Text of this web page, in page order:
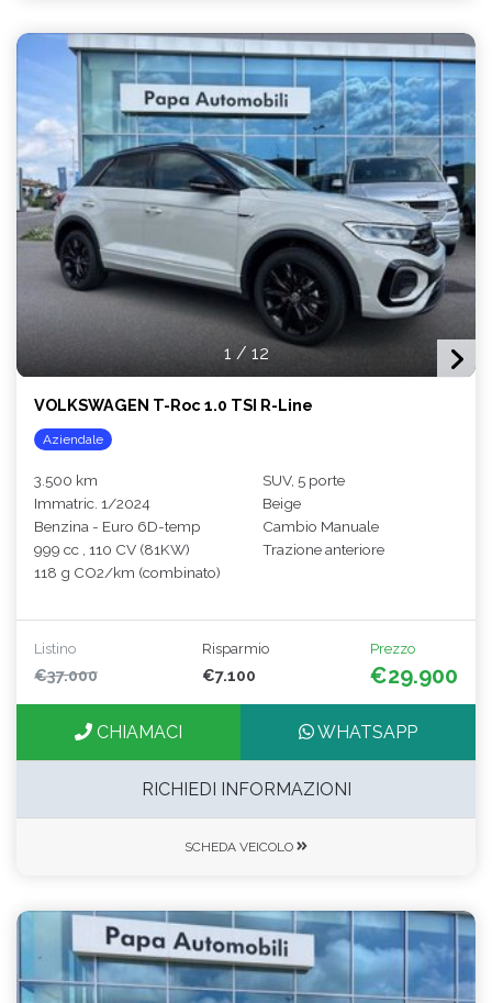
1 / 12
VOLKSWAGEN T-Roc 1.0 TSI R-Line
Aziendale
3.500 km
Immatric. 1/2024
Benzina - Euro 6D-temp
999 cc , 110 CV (81KW)
118 g CO2/km (combinato)
SUV, 5 porte
Beige
Cambio Manuale
Trazione anteriore
Listino
€37.000
Risparmio
€7.100
Prezzo
€29.900
CHIAMACI WHATSAPP
RICHIEDI INFORMAZIONI
SCHEDA VEICOLO